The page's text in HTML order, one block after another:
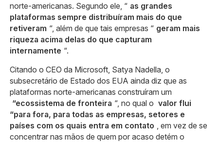
norte-americanas. Segundo ele, “ as grandes
plataformas sempre distribuíram mais do que
retiveram “, além de que tais empresas “ geram mais
riqueza acima delas do que capturam
internamente “.
Citando o CEO da Microsoft, Satya Nadella, o
subsecretário de Estado dos EUA ainda diz que as
plataformas norte-americanas construíram um
“ecossistema de fronteira “, no qual o valor flui
“para fora, para todas as empresas, setores e
países com os quais entra em contato
, em vez de se
concentrar nas mãos de quem por acaso detém o